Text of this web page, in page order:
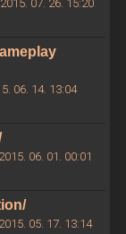
2015. 07. 26. 15:20
06. 14. 13:04
2015. 06. 01. 00:01
2015. 05. 17. 13:14